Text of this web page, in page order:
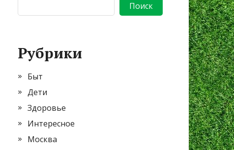
Поиск
Рубрики
Быт
Дети
Здоровье
Интересное
Москва